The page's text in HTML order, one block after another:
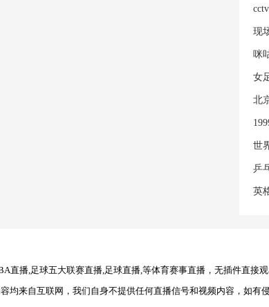
现
咪
女
北
世
乒
英
播,足球五大联赛直播,足球直播,等体育赛事直播，无插件直接观
来自互联网，我们自身不提供任何直播信号和视频内容，如有